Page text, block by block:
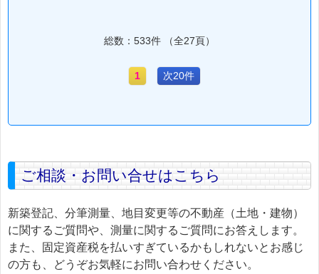
総数：533件 （全27頁）
1 次20件
ご相談・お問い合せはこちら
新築登記、分筆測量、地目変更等の不動産（土地・建物）
に関するご質問や、測量に関するご質問にお答えします。
また、固定資産税を払いすぎているかもしれないとお感じ
の方も、どうぞお気軽にお問い合わせください。